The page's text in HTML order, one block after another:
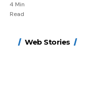
4 Min
Read
Web Stories
15 नवंबर से लागू होंगे
FASTag के ये नए नियम,
मोटापे को कम करने के लिए